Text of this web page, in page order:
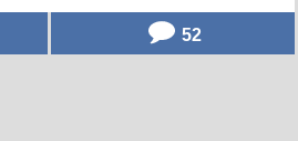
52